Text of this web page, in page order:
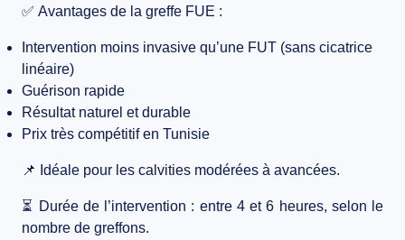
✅ Avantages de la greffe FUE :
Intervention moins invasive qu’une FUT (sans cicatrice
linéaire)
Guérison rapide
Résultat naturel et durable
Prix très compétitif en Tunisie
📌 Idéale pour les calvities modérées à avancées.
⏳ Durée de l’intervention : entre 4 et 6 heures, selon le
nombre de greffons.